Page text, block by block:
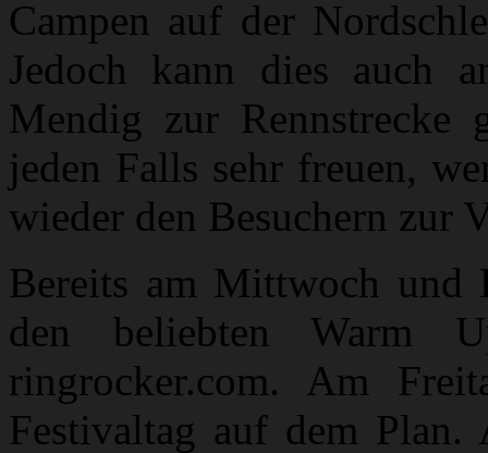
Campen auf der
Jedoch kann dies auch
Mendig zur Rennstrecke
jeden Falls sehr freuen,
wieder den Besuchern zur
Bereits am Mittwoch und
den beliebten Warm
ringrocker.com. Am
Festivaltag auf dem Plan.